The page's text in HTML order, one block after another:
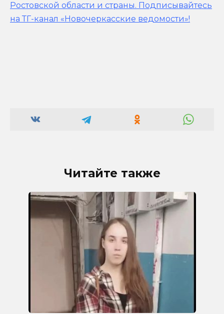
Ростовской области и страны. Подписывайтесь
на ТГ-канал «Новочеркасские ведомости»!
Читайте также